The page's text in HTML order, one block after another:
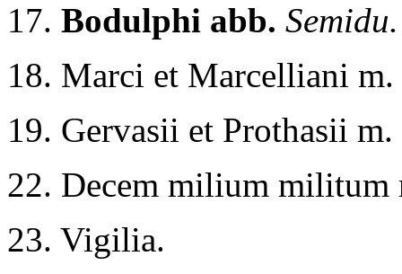
17. Bodulphi abb. Semidu.
18. Marci et Marcelliani m.
19. Gervasii et Prothasii m.
22. Decem milium
23. Vigilia.